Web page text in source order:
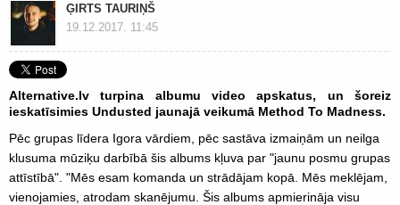
ĢIRTS TAURIŅŠ
19.12.2017. 11:45
Alternative.lv turpina albumu video apskatus, un šoreiz
ieskatīsimies Undusted jaunajā veikumā Method To Madness.
Pēc grupas līdera Igora vārdiem, pēc sastāva izmaiņām un neilga
klusuma mūziķu darbībā šis albums kļuva par "jaunu posmu grupas
attīstībā". "Mēs esam komanda un strādājam kopā. Mēs meklējam,
vienojamies, atrodam skanējumu. Šis albums apmierināja visu